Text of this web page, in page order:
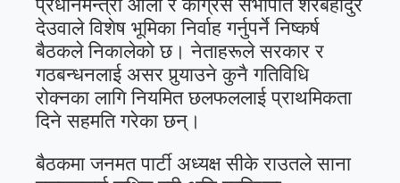
प्रधानमन्त्री ओली र कांग्रेस सभापति शेरबहादुर
देउवाले विशेष भूमिका निर्वाह गर्नुपर्ने निष्कर्ष
बैठकले निकालेको छ। नेताहरूले सरकार र
गठबन्धनलाई असर पुर्‍याउने कुनै गतिविधि
रोक्नका लागि नियमित छलफललाई प्राथमिकता
दिने सहमति गरेका छन्।
बैठकमा जनमत पार्टी अध्यक्ष सीके राउतले साना